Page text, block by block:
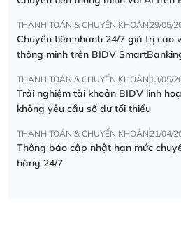
THANH TOÁN & CHUYỂN KHOẢN 29/05/
Chuyển tiền nhanh 24/7 giá trị cao
thông minh trên BIDV
THANH TOÁN & CHUYỂN KHOẢN 13/05/
Trải nghiệm tài khoản BIDV linh
không yêu cầu số dư tối thiểu
THANH TOÁN & CHUYỂN KHOẢN 21/04/
Thông báo cập nhật hạn mức
hàng 24/7